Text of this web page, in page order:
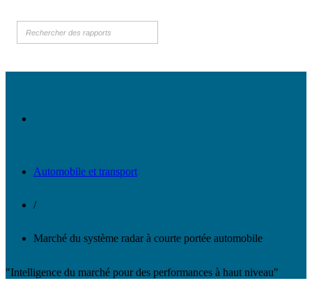
Automobile et transport
/
Marché du système radar à courte portée automobile
"Intelligence du marché pour des performances à haut niveau"